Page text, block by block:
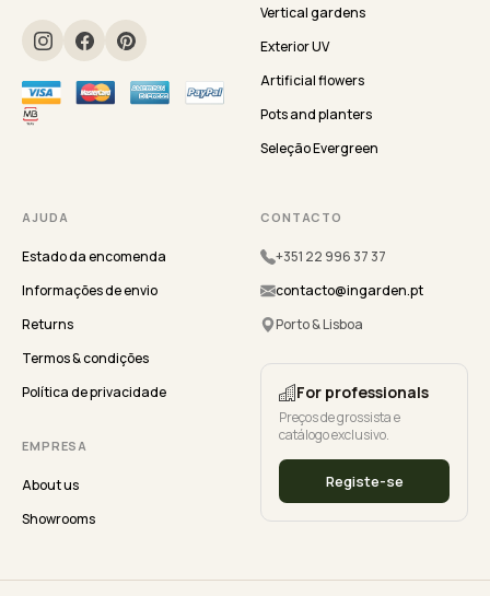
Vertical gardens
Exterior UV
Artificial flowers
Pots and planters
Seleção Evergreen
AJUDA
Estado da encomenda
Informações de envio
Returns
Termos & condições
Política de privacidade
EMPRESA
About us
Showrooms
CONTACTO
+351 22 996 37 37
contacto@ingarden.pt
Porto & Lisboa
For professionals
Preços de grossista e
catálogo exclusivo.
Registe-se